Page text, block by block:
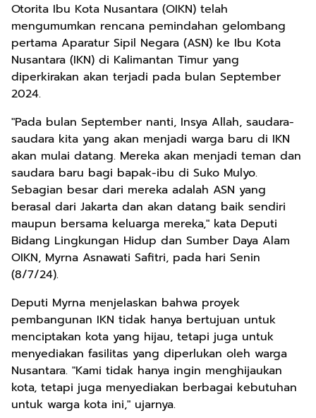
Otorita Ibu Kota Nusantara (OIKN) telah
mengumumkan rencana pemindahan gelombang
pertama Aparatur Sipil Negara (ASN) ke Ibu Kota
Nusantara (IKN) di Kalimantan Timur yang
diperkirakan akan terjadi pada bulan September
2024.
"Pada bulan September nanti, Insya Allah, saudara-
saudara kita yang akan menjadi warga baru di IKN
akan mulai datang. Mereka akan menjadi teman dan
saudara baru bagi bapak-ibu di Suko Mulyo.
Sebagian besar dari mereka adalah ASN yang
berasal dari Jakarta dan akan datang baik sendiri
maupun bersama keluarga mereka," kata Deputi
Bidang Lingkungan Hidup dan Sumber Daya Alam
OIKN, Myrna Asnawati Safitri, pada hari Senin
(8/7/24).
Deputi Myrna menjelaskan bahwa proyek
pembangunan IKN tidak hanya bertujuan untuk
menciptakan kota yang hijau, tetapi juga untuk
menyediakan fasilitas yang diperlukan oleh warga
Nusantara. "Kami tidak hanya ingin menghijaukan
kota, tetapi juga menyediakan berbagai kebutuhan
untuk warga kota ini," ujarnya.